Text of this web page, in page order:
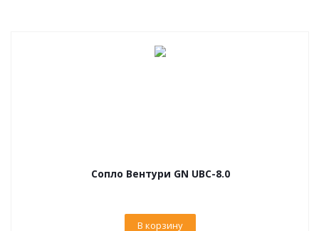
Сопло Вентури GN UBC-8.0
В корзину